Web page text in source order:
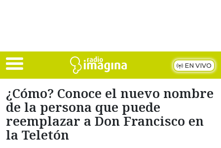
EN VIVO
¿Cómo? Conoce el nuevo nombre
de la persona que puede
reemplazar a Don Francisco en
la Teletón